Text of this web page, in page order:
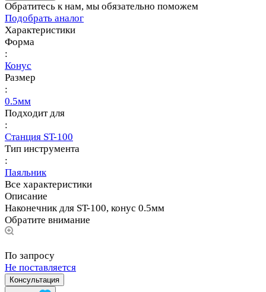
Обратитесь к нам, мы обязательно поможем
Подобрать аналог
Характеристики
Форма
:
Конус
Размер
:
0.5мм
Подходит для
:
Станция ST-100
Тип инструмента
:
Паяльник
Все характеристики
Описание
Наконечник для ST-100, конус 0.5мм
Обратите внимание
По запросу
Не поставляется
Консультация